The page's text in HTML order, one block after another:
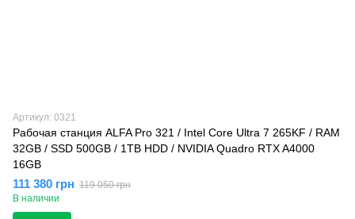
Артикул: 0321
Рабочая станция ALFA Pro 321 / Intel Core Ultra 7 265KF / RAM
32GB / SSD 500GB / 1TB HDD / NVIDIA Quadro RTX A4000
16GB
111 380 грн 119 050 грн
В наличии